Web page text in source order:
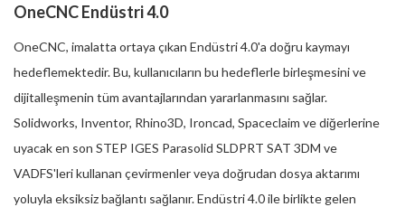
OneCNC Endüstri 4.0
OneCNC, imalatta ortaya çıkan Endüstri 4.0'a doğru kaymayı
hedeflemektedir. Bu, kullanıcıların bu hedeflerle birleşmesini ve
dijitalleşmenin tüm avantajlarından yararlanmasını sağlar.
Solidworks, Inventor, Rhino3D, Ironcad, Spaceclaim ve diğerlerine
uyacak en son STEP IGES Parasolid SLDPRT SAT 3DM ve
VADFS'leri kullanan çevirmenler veya doğrudan dosya aktarımı
yoluyla eksiksiz bağlantı sağlanır. Endüstri 4.0 ile birlikte gelen